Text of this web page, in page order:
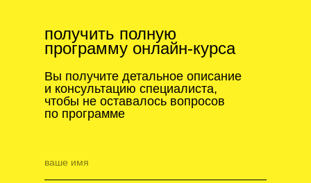
получить полную
программу онлайн-курса
Вы получите детальное описание
и консультацию специалиста,
чтобы не оставалось вопросов
по программе